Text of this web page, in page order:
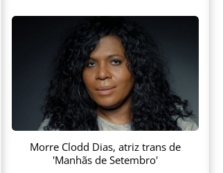
Morre Clodd Dias, atriz trans de
'Manhãs de Setembro'